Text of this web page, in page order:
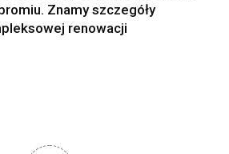
Znamy szczegóły
renowacji